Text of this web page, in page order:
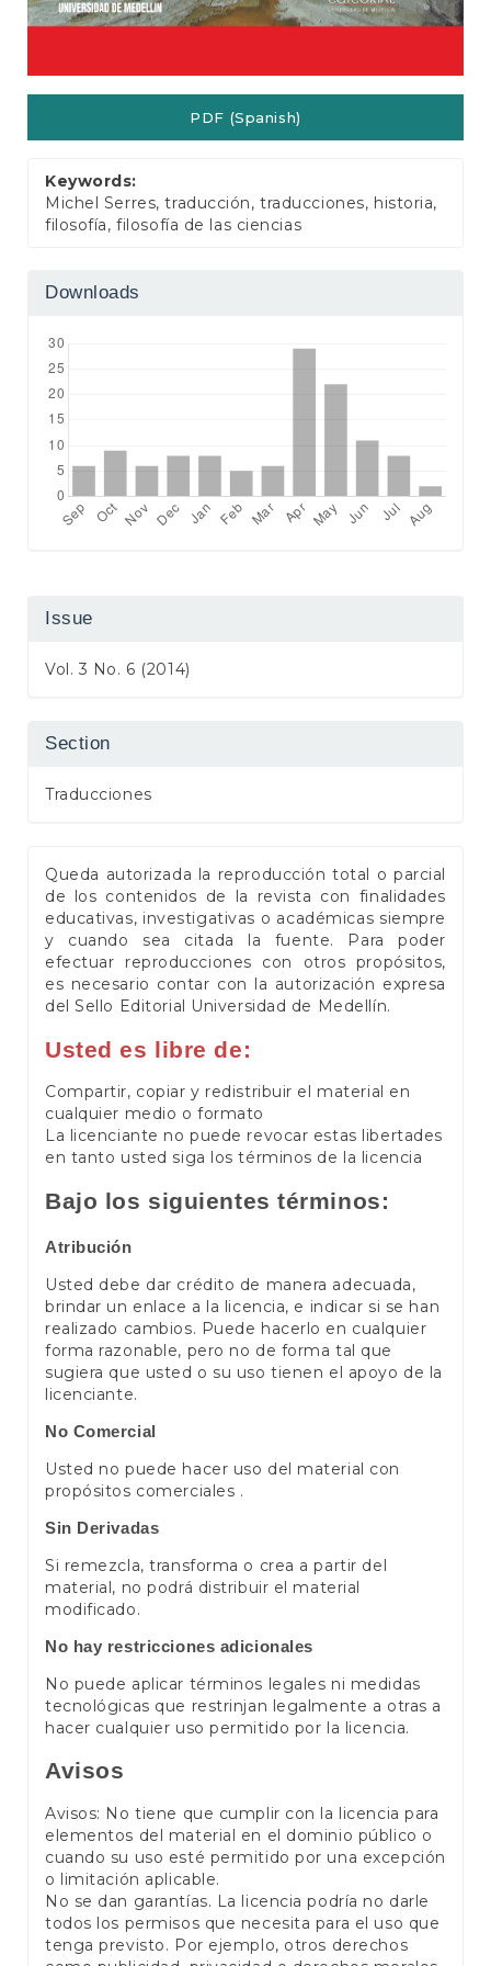
PDF (Spanish)
Keywords:
Michel Serres, traducción, traducciones, historia,
filosofía, filosofía de las ciencias
Downloads
Issue
Vol. 3 No. 6 (2014)
Section
Traducciones
Queda autorizada la reproducción total o parcial
de los contenidos de la revista con finalidades
educativas, investigativas o académicas siempre
y cuando sea citada la fuente. Para poder
efectuar reproducciones con otros propósitos,
es necesario contar con la autorización expresa
del Sello Editorial Universidad de Medellín.
Usted es libre de:
Compartir, copiar y redistribuir el material en
cualquier medio o formato
La licenciante no puede revocar estas libertades
en tanto usted siga los términos de la licencia
Bajo los siguientes términos:
Atribución
Usted debe dar crédito de manera adecuada,
brindar un enlace a la licencia, e indicar si se han
realizado cambios. Puede hacerlo en cualquier
forma razonable, pero no de forma tal que
sugiera que usted o su uso tienen el apoyo de la
licenciante.
No Comercial
Usted no puede hacer uso del material con
propósitos comerciales .
Sin Derivadas
Si remezcla, transforma o crea a partir del
material, no podrá distribuir el material
modificado.
No hay restricciones adicionales
No puede aplicar términos legales ni medidas
tecnológicas que restrinjan legalmente a otras a
hacer cualquier uso permitido por la licencia.
Avisos
Avisos: No tiene que cumplir con la licencia para
elementos del material en el dominio público o
cuando su uso esté permitido por una excepción
o limitación aplicable.
No se dan garantías. La licencia podría no darle
todos los permisos que necesita para el uso que
tenga previsto. Por ejemplo, otros derechos